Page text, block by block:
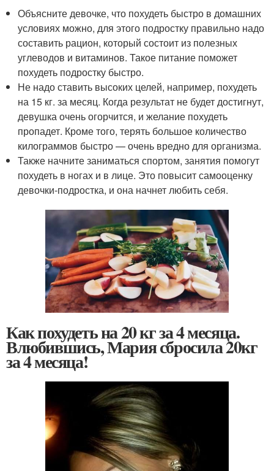
Объясните девочке, что похудеть быстро в домашних
условиях можно, для этого подростку правильно надо
составить рацион, который состоит из полезных
углеводов и витаминов. Такое питание поможет
похудеть подростку быстро.
Не надо ставить высоких целей, например, похудеть
на 15 кг. за месяц. Когда результат не будет достигнут,
девушка очень огорчится, и желание похудеть
пропадет. Кроме того, терять большое количество
килограммов быстро — очень вредно для организма.
Также начните заниматься спортом, занятия помогут
похудеть в ногах и в лице. Это повысит самооценку
девочки-подростка, и она начнет любить себя.
Как похудеть на 20 кг за 4 месяца.
Влюбившись, Мария сбросила 20кг
за 4 месяца!